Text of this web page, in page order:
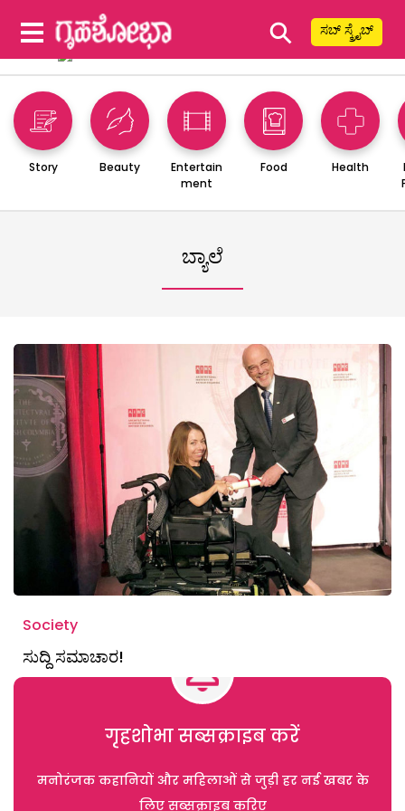
⚲ ಸಬ್ ಸ್ಕ್ರೈಬ್
Story Beauty
Entertain
ment
Food Health
ಬ್ಯಾಲೆ
Society
ಸುದ್ದಿ ಸಮಾಚಾರ!
गृहशोभा सब्सक्राइब करें
मनोरंजक कहानियों और महिलाओं से जुड़ी हर नई खबर के
लिए सब्सक्राइब करिए